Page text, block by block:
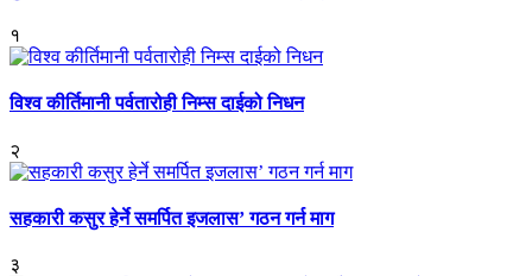
१
विश्व कीर्तिमानी पर्वतारोही निम्स दाईको निधन
२
सहकारी कसुर हेर्ने समर्पित इजलास’ गठन गर्न माग
३